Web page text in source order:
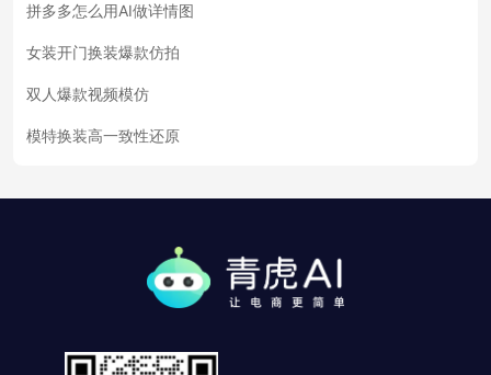
拼多多怎么用AI做详情图
女装开门换装爆款仿拍
双人爆款视频模仿
模特换装高一致性还原